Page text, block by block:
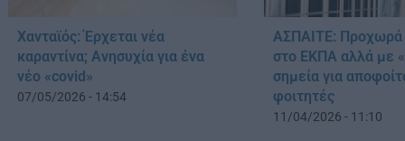
Χανταϊός: Έρχεται νέα
καραντίνα; Aνησυχία για ένα
νέο «covid»
07/05/2026 - 14:54
ΑΣΠΑΙΤΕ: Προχωρά
στο ΕΚΠΑ αλλά με
σημεία για
φοιτητές
11/04/2026 - 11:10